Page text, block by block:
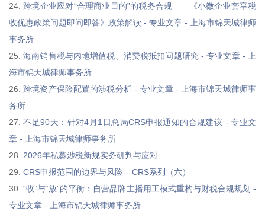
24. 跨境企业应对“合理商业目的”的税务合规——《小微企业套享税
收优惠政策问题即问即答》政策解读 - 专业文章 - 上海市锦天城律师
事务所
25.海南销售税与内地增值税、消费税抵扣问题研究 - 专业文章 - 上
海市锦天城律师事务所
26. 跨境资产保险配置的涉税分析 - 专业文章 - 上海市锦天城律师事
务所
27.不足90天：针对4月1日总局CRS申报通知的合规建议 - 专业文
章 - 上海市锦天城律师事务所
28. 2026年私募涉税新规实务研判与应对
29. CRS申报范围的边界与风险---CRS系列（六）
30. “收”与“放”的平衡：自营品牌主播用工模式重构与财税合规规划 -
专业文章 - 上海市锦天城律师事务所